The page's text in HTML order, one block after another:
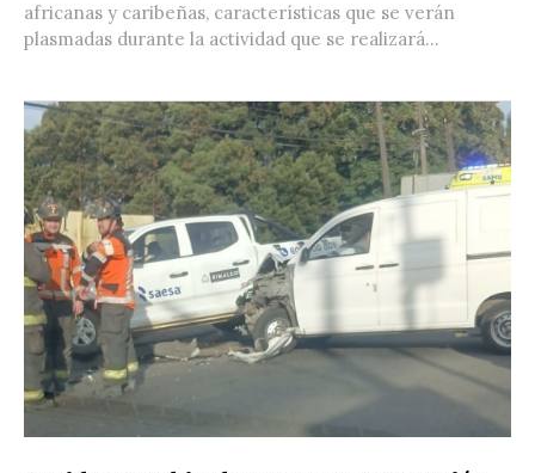
africanas y caribeñas, características que se verán
plasmadas durante la actividad que se realizará...